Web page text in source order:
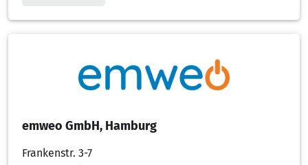
emweo GmbH, Hamburg
Frankenstr. 3-7